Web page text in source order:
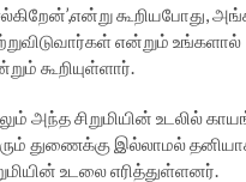
கூறியபோது,
என்றும்
கூறியுள்ளார்.
அந்த சிறுமியின் உடலில்
துணைக்கு இல்லாமல்
உடலை எரித்துள்ளனர்.